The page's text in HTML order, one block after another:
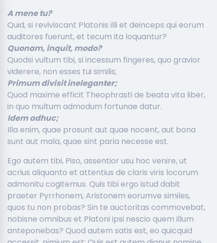
A mene tu?
Quid, si reviviscant Platonis illi et deinceps qui eorum
auditores fuerunt, et tecum ita loquantur?
Quonam, inquit, modo?
Quodsi vultum tibi, si incessum fingeres, quo gravior
viderere, non esses tui similis;
Primum divisit ineleganter;
Quod maxime efficit Theophrasti de beata vita liber,
in quo multum admodum fortunae datur.
Idem adhuc;
Illa enim, quae prosunt aut quae nocent, aut bona
sunt aut mala, quae sint paria necesse est.
Ego autem tibi, Piso, assentior usu hoc venire, ut
acrius aliquanto et attentius de claris viris locorum
admonitu cogitemus. Quis tibi ergo istud dabit
praeter Pyrrhonem, Aristonem eorumve similes,
quos tu non probas? Sin te auctoritas commovebat,
nobisne omnibus et Platoni ipsi nescio quem illum
anteponebas? Quod autem satis est, eo quicquid